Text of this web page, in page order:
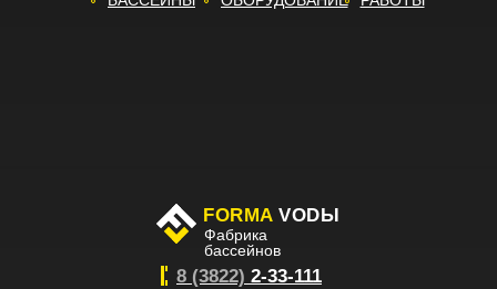
FORMA VODЫ
8 (3822) 2-33-111
Фабрика
бассейнов